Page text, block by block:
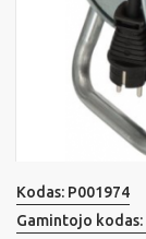
Kodas: P001974
Gamintojo kodas: